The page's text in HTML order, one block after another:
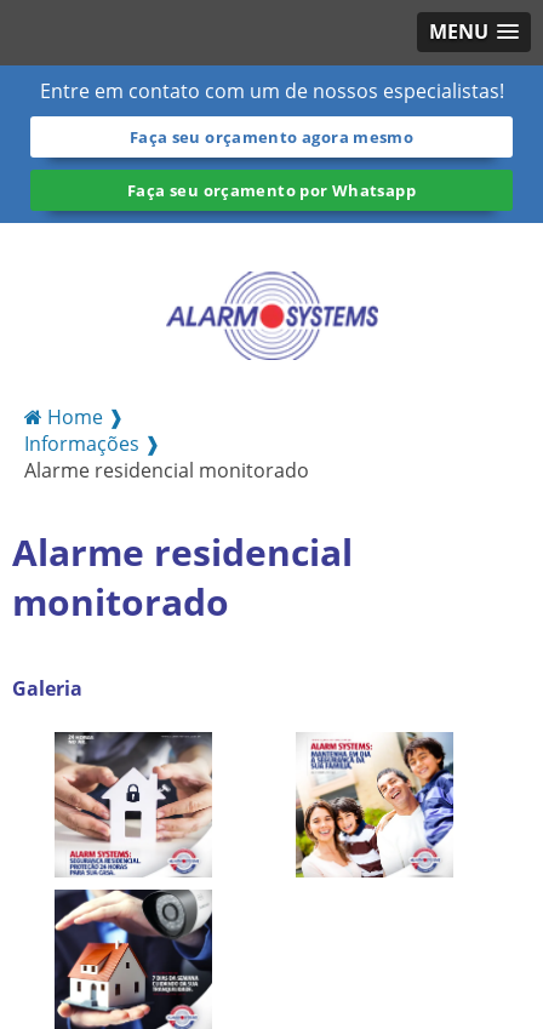
MENU
Entre em contato com um de nossos especialistas!
Faça seu orçamento agora mesmo
Faça seu orçamento por Whatsapp
Home ❱
Informações ❱
Alarme residencial monitorado
Alarme residencial
monitorado
Galeria